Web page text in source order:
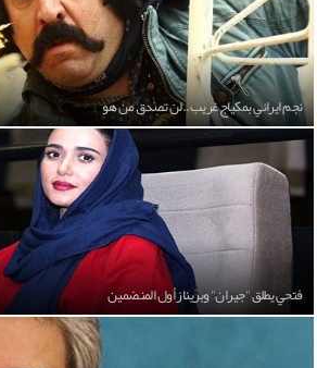
نجم ايراني بمكياج غريب..لن تصدق من هو
فتحي يطلق "جيران" وبريناز أول المنضمين